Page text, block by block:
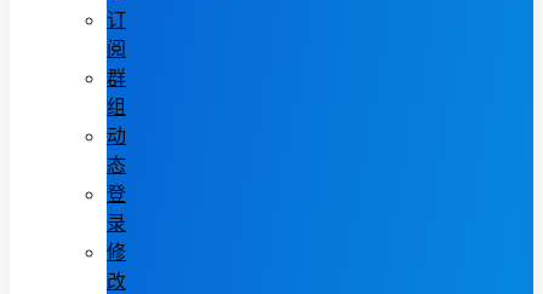
订
阅
群
组
动
态
登
录
修
改